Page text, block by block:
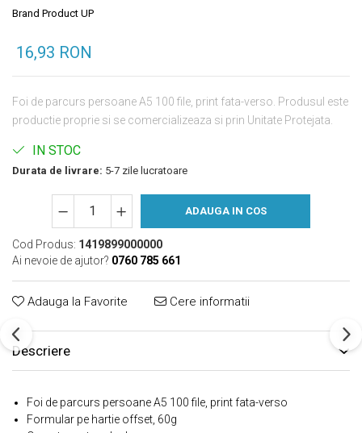
Brand Product UP
16,93 RON
Foi de parcurs persoane A5 100 file, print fata-verso. Produsul este
productie proprie si se comercializeaza si prin Unitate Protejata.
IN STOC
Durata de livrare: 5-7 zile lucratoare
ADAUGA IN COS
Cod Produs: 1419899000000
Ai nevoie de ajutor? 0760 785 661
Adauga la Favorite Cere informatii
Descriere
Foi de parcurs persoane A5 100 file, print fata-verso
Formular pe hartie offset, 60g